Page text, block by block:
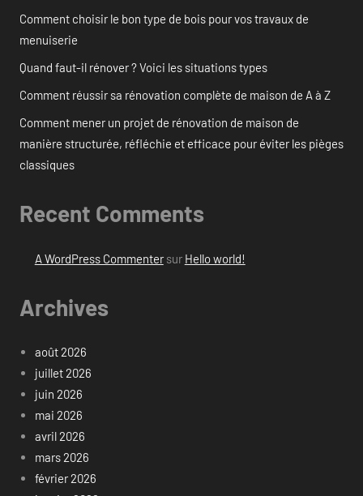
Comment choisir le bon type de bois pour vos travaux de
menuiserie
Quand faut-il rénover ? Voici les situations types
Comment réussir sa rénovation complète de maison de A à Z
Comment mener un projet de rénovation de maison de
manière structurée, réfléchie et efficace pour éviter les pièges
classiques
Recent Comments
A WordPress Commentersur Hello world!
Archives
août 2026
juillet 2026
juin 2026
mai 2026
avril 2026
mars 2026
février 2026